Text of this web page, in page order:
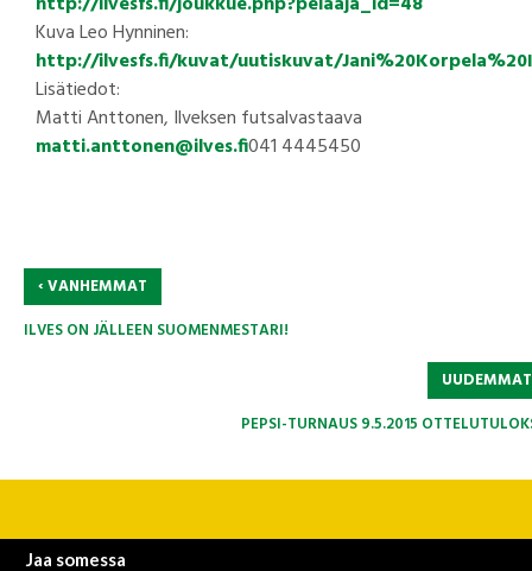
Kuva Leo Hynninen:
http://ilvesfs.fi/kuvat/uutiskuvat/
Lisätiedot:
Matti Anttonen, Ilveksen futsalvastaava
matti.anttonen@ilves.fi041 4445450
‹VANHEMMAT
ILVES ON JÄLLEEN SUOMENMESTARI!
PEPSI-TURNAUS 9.5.2015
Jaa somessa